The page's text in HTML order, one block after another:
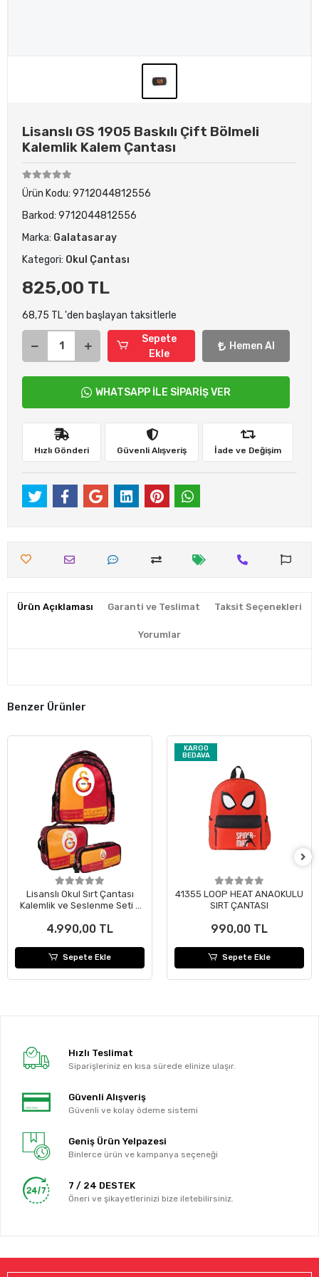
Lisanslı GS 1905 Baskılı Çift Bölmeli
Kalemlik Kalem Çantası
Ürün Kodu: 9712044812556
Barkod: 9712044812556
Marka: Galatasaray
Kategori: Okul Çantası
825,00 TL
68,75 TL 'den başlayan taksitlerle
Sepete
Ekle
Hemen Al
WHATSAPP İLE SİPARİŞ VER
Hızlı Gönderi Güvenli Alışveriş İade ve Değişim
Ürün Açıklaması Garanti ve Teslimat Taksit Seçenekleri
Yorumlar
Benzer Ürünler
Lisanslı Okul Sırt Çantası
Kalemlik ve Seslenme Seti -
4.990,00 TL
Sepete Ekle
KARGO
BEDAVA
41355 LOOP HEAT ANAOKULU
SIRT ÇANTASI
990,00 TL
Sepete Ekle
Hızlı Teslimat
Siparişleriniz en kısa sürede elinize ulaşır.
Güvenli Alışveriş
Güvenli ve kolay ödeme sistemi
Geniş Ürün Yelpazesi
Binlerce ürün ve kampanya seçeneği
7 / 24 DESTEK
Öneri ve şikayetlerinizi bize iletebilirsiniz.